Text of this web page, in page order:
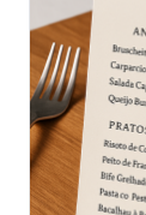
As
opções
podem
ser
escolhidas
na
página